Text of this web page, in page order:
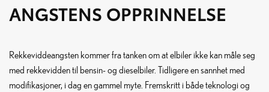
ANGSTENS OPPRINNELSE
Rekkeviddeangsten kommer fra tanken om at elbiler ikke kan måle seg
med rekkevidden til bensin- og dieselbiler. Tidligere en sannhet med
modifikasjoner, i dag en gammel myte. Fremskritt i både teknologi og